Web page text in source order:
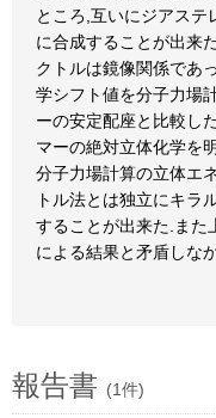
ところ,互いにジアステ
に合成することが出来
クトルは鏡像関係であ
学シフト値を分子力場
ーの安定配座と比較し
マーの絶対立体化学を
分子力場計算の立体エ
トル法とは独立にキラ
することが出来た.また
による結果と矛盾しな
報告書 (1件)